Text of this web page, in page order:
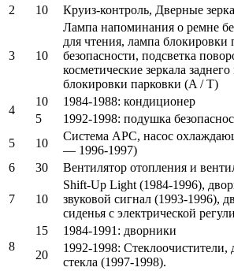
2
10 Круиз-контроль, Дверные
3 10
Лампа напоминания о ремне
для чтения, лампа
безопасности, подсветка
косметические зеркала
блокировки парковки (A / T)
4
10
1984-1988: кондиционер
5
1992-1998: подушка
5
10
Система APC, насос
— 1996-1997)
6
30 Вентилятор отопления и
7 10
Shift-Up Light (1984-1996),
звуковой сигнал (1993-1996),
сиденья с электрической
8
15
1984-1991: дворники
20
1992-1998: Стеклоочистители,
стекла (1997-1998).